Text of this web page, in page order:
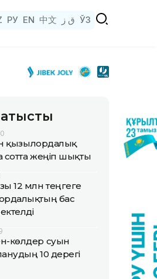
РУ EN 中文 ق ز ЎЗ
қызылордалық
сотта жеңіп шықты
12 млн теңгеге
бас
көлдер суын
10 дерегі